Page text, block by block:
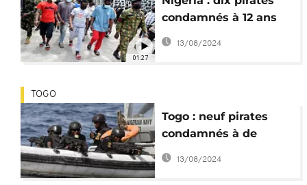
01:27
condamnés à 12 ans
de prison
13/08/2024
TOGO
Togo : neuf pirates
condamnés à de
lourdes peines de
prison
13/08/2024